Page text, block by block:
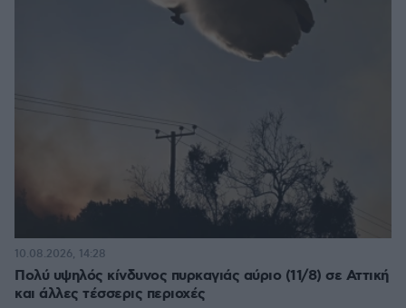
Πολύ υψηλός κίνδυνος πυρκαγιάς αύριο (11/8) σε Αττική
και άλλες τέσσερις περιοχές
10.08.2026, 14:28